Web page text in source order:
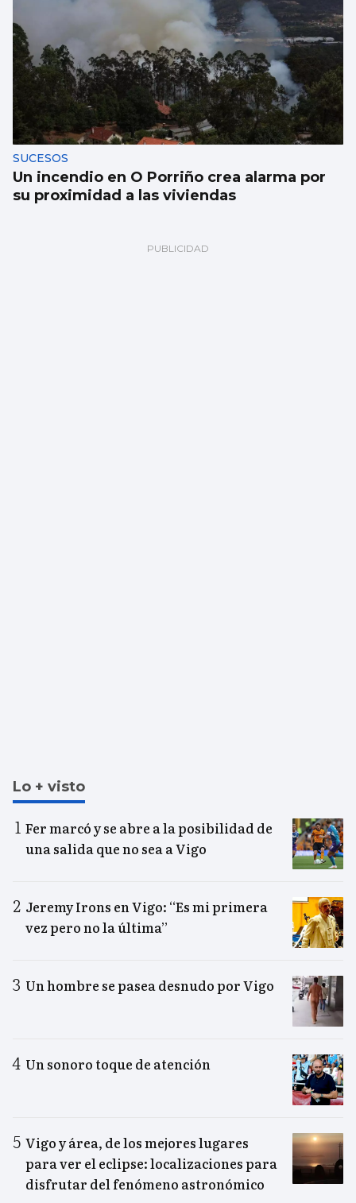
SUCESOS
Un incendio en O Porriño crea alarma por
su proximidad a las viviendas
Lo + visto
Fer marcó y se abre a la posibilidad de
una salida que no sea a Vigo
Jeremy Irons en Vigo: “Es mi primera
vez pero no la última”
Un hombre se pasea desnudo por Vigo
Un sonoro toque de atención
Vigo y área, de los mejores lugares
para ver el eclipse: localizaciones para
disfrutar del fenómeno astronómico